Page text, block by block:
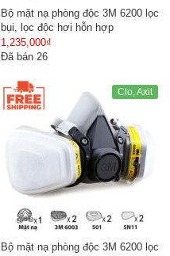
Bộ mặt nạ phòng độc 3M 6200 lọc
bụi, lọc độc hơi hỗn hợp
1,235,000₫
Đã bán 26
Clo, Axit
Bộ mặt nạ phòng độc 3M 6200 lọc